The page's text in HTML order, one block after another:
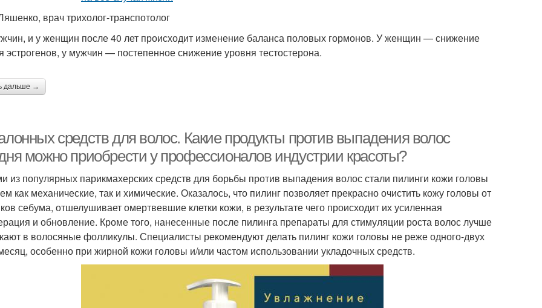
врач трихолог-транспотолог
и у женщин после 40 лет происходит изменение баланса половых гормонов. У женщин — снижение
эстрогенов, у мужчин — постепенное снижение уровня тестостерона.
дальше →
средств для волос. Какие продукты против выпадения волос
можно приобрести у профессионалов индустрии красоты?
из популярных парикмахерских средств для борьбы против выпадения волос стали пилинги кожи головы
как механические, так и химические. Оказалось, что пилинг позволяет прекрасно очистить кожу головы от
себума, отшелушивает омертвевшие клетки кожи, в результате чего происходит их усиленная
и обновление. Кроме того, нанесенные после пилинга препараты для стимуляции роста волос лучше
в волосяные фолликулы. Специалисты рекомендуют делать пилинг кожи головы не реже одного-двух
особенно при жирной кожи головы и/или частом использовании укладочных средств.